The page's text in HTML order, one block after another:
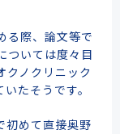
る際、論文等で
ついては度々目
クノクリニック
たそうです。
初めて直接奥野